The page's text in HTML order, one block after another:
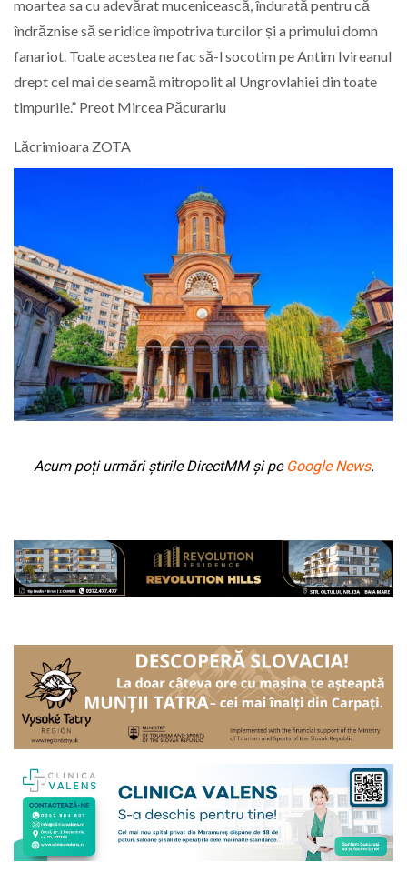
moartea sa cu adevărat mucenicească, îndurată pentru că
îndrăznise să se ridice împotriva turcilor și a primului domn
fanariot. Toate acestea ne fac să-l socotim pe Antim Ivireanul
drept cel mai de seamă mitropolit al Ungrovlahiei din toate
timpurile.” Preot Mircea Păcurariu
Lăcrimioara ZOTA
Acum poți urmări știrile DirectMM și pe Google News.